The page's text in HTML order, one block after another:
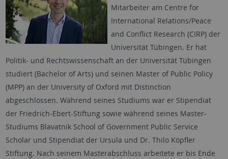
Mitarbeiter am Centre for
International Relations/Peace
and Conflict Research (CIRP) der
Universität Tübingen. Er hat
Politik- und Rechtswissenschaft an der Universität Tübingen
studiert (Bachelor of Arts) und seinen Master of Public Policy
(MPP) an der University of Oxford mit Distinction
abgeschlossen. Während seines Studiums war er Stipendiat
der Friedrich-Ebert-Stiftung sowie während seines Master-
Studiums Blavatnik School of Government Public Service
Scholar und Stipendiat der Ursula und Dr. Thilo Köpfler
Stiftung. Nach seinem Masterabschluss arbeitete er bis Ende